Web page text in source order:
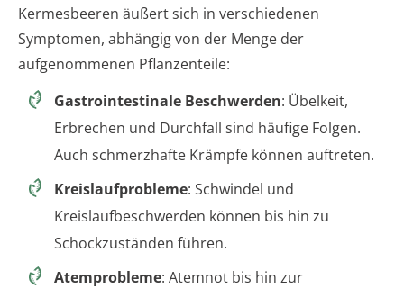
Kermesbeeren äußert sich in verschiedenen
Symptomen, abhängig von der Menge der
aufgenommenen Pflanzenteile:
Gastrointestinale Beschwerden: Übelkeit,
Erbrechen und Durchfall sind häufige Folgen.
Auch schmerzhafte Krämpfe können auftreten.
Kreislaufprobleme: Schwindel und
Kreislaufbeschwerden können bis hin zu
Schockzuständen führen.
Atemprobleme: Atemnot bis hin zur